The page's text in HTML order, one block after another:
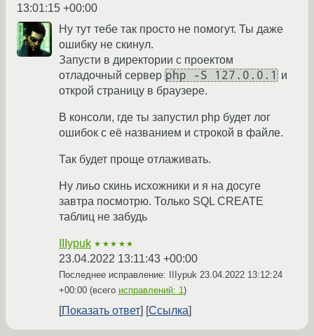
13:01:15 +00:00
Ну тут тебе так просто не помогут. Ты даже
ошибку не скинул.
Запусти в директории с проектом
отладочный сервер php -S 127.0.0.1
и
открой страницу в браузере.
В консоли, где ты запустил php будет лог
ошибок с её названием и строкой в файле.
Так будет проще отлаживать.
Ну лиьо скинь исхожники и я на досуге
завтра посмотрю. Только SQL CREATE
таблиц не забудь
IIIypuk ★★★★★
23.04.2022 13:11:43 +00:00
Последнее исправление: IIIypuk 23.04.2022 13:12:24
+00:00 (всего исправлений: 1)
Показать ответ Ссылка